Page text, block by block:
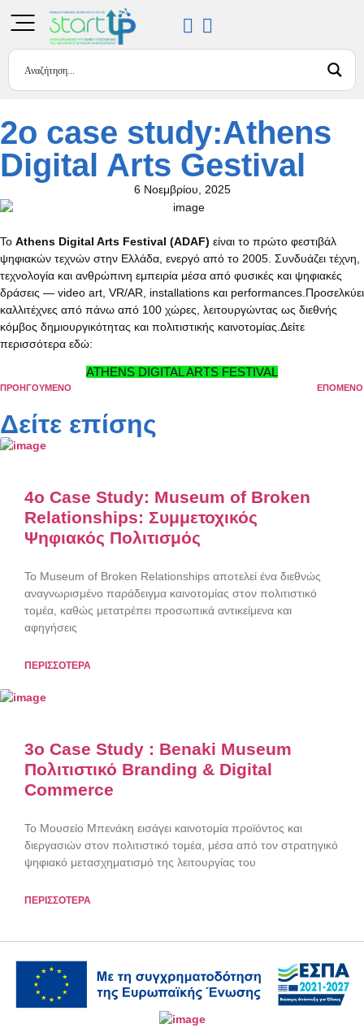
2o case study:Athens
Digital Arts Gestival
6 Νοεμβρίου, 2025
Το Athens Digital Arts Festival (ADAF) είναι το πρώτο φεστιβάλ
ψηφιακών τεχνών στην Ελλάδα, ενεργό από το 2005. Συνδυάζει τέχνη,
τεχνολογία και ανθρώπινη εμπειρία μέσα από φυσικές και ψηφιακές
δράσεις — video art, VR/AR, installations και performances.Προσελκύει
καλλιτέχνες από πάνω από 100 χώρες, λειτουργώντας ως διεθνής
κόμβος δημιουργικότητας και πολιτιστικής καινοτομίας.Δείτε
περισσότερα εδώ:
ATHENS DIGITAL ARTS FESTIVAL
ΠΡΟΗΓΟΥΜΕΝΟ ΕΠΟΜΕΝΟ
Δείτε επίσης
4o Case Study: Museum of Broken
Relationships: Συμμετοχικός
Ψηφιακός Πολιτισμός
Το Museum of Broken Relationships αποτελεί ένα διεθνώς
αναγνωρισμένο παράδειγμα καινοτομίας στον πολιτιστικό
τομέα, καθώς μετατρέπει προσωπικά αντικείμενα και
αφηγήσεις
ΠΕΡΙΣΣΟΤΕΡΑ
3o Case Study : Benaki Museum
Πολιτιστικό Branding & Digital
Commerce
Το Μουσείο Μπενάκη εισάγει καινοτομία προϊόντος και
διεργασιών στον πολιτιστικό τομέα, μέσα από τον στρατηγικό
ψηφιακό μετασχηματισμό της λειτουργίας του
ΠΕΡΙΣΣΟΤΕΡΑ